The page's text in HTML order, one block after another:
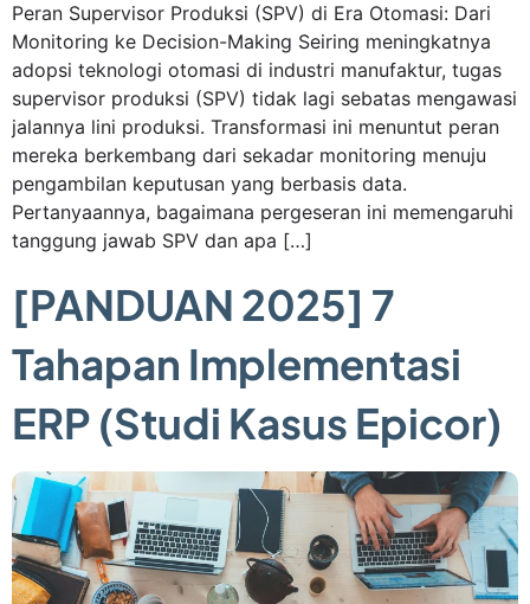
Peran Supervisor Produksi (SPV) di Era Otomasi: Dari
Monitoring ke Decision-Making Seiring meningkatnya
adopsi teknologi otomasi di industri manufaktur, tugas
supervisor produksi (SPV) tidak lagi sebatas mengawasi
jalannya lini produksi. Transformasi ini menuntut peran
mereka berkembang dari sekadar monitoring menuju
pengambilan keputusan yang berbasis data.
Pertanyaannya, bagaimana pergeseran ini memengaruhi
tanggung jawab SPV dan apa […]
[PANDUAN 2025] 7
Tahapan Implementasi
ERP (Studi Kasus Epicor)